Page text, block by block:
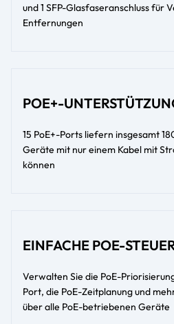
und 1 SFP-Glasfaseranschluss für
Entfernungen
POE+-
15 PoE+-Ports liefern insgesamt
Geräte mit nur einem Kabel mit
können
EINFACHE POE-
Verwalten Sie die PoE-
Port, die PoE-Zeitplanung und
über alle PoE-betriebenen Geräte